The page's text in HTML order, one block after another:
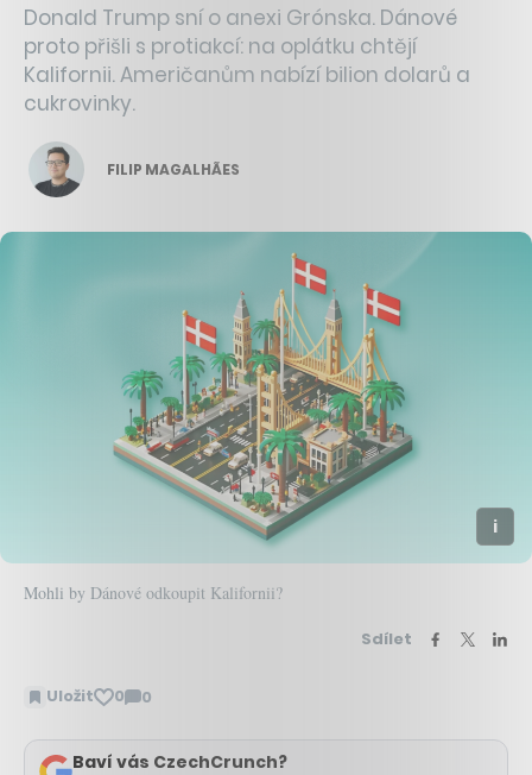
Donald Trump sní o anexi Grónska. Dánové
proto přišli s protiakcí: na oplátku chtějí
Kalifornii. Američanům nabízí bilion dolarů a
cukrovinky.
FILIP MAGALHÃES
Mohli by Dánové odkoupit Kalifornii?
Sdílet
Uložit 0 0
Zobrazit
Baví vás CzechCrunch?